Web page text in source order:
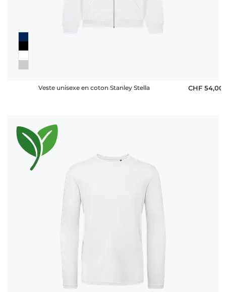
Veste unisexe en coton Stanley Stella CHF 54,00